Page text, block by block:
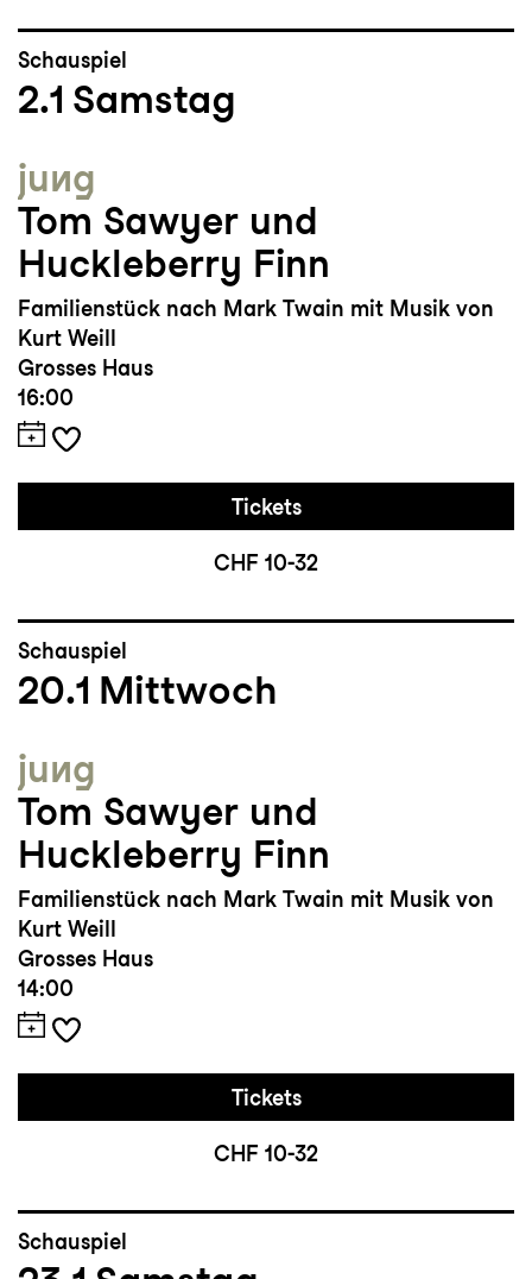
Schauspiel
2.1 Samstag
jung
Tom Sawyer und
Huckleberry Finn
Familienstück nach Mark Twain mit Musik von
Kurt Weill
Grosses Haus
16:00
Tickets
CHF 10-32
Schauspiel
20.1 Mittwoch
jung
Tom Sawyer und
Huckleberry Finn
Familienstück nach Mark Twain mit Musik von
Kurt Weill
Grosses Haus
14:00
Tickets
CHF 10-32
Schauspiel